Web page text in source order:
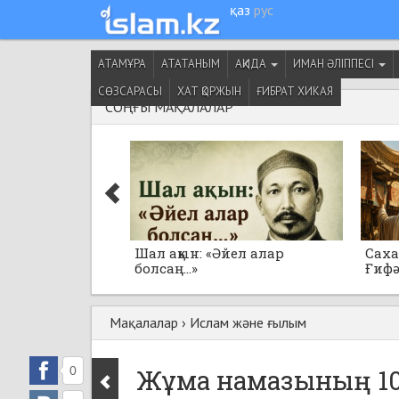
қаз рус
АТАМҰРА АТАТАНЫМ АҚИДА
ИМАН ӘЛІППЕСІ
СӨЗСАРАСЫ
ХАТ ҚОРЖЫН ҒИБРАТ ХИКАЯ
СОҢҒЫ МАҚАЛАЛАР
Шал ақын: «Әйел алар
болсаң...»
Мақалалар › Ислам және ғылым
Жұма намазының 10
0